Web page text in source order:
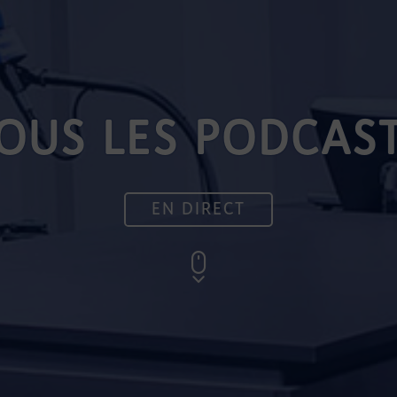
LES
EN DIRECT